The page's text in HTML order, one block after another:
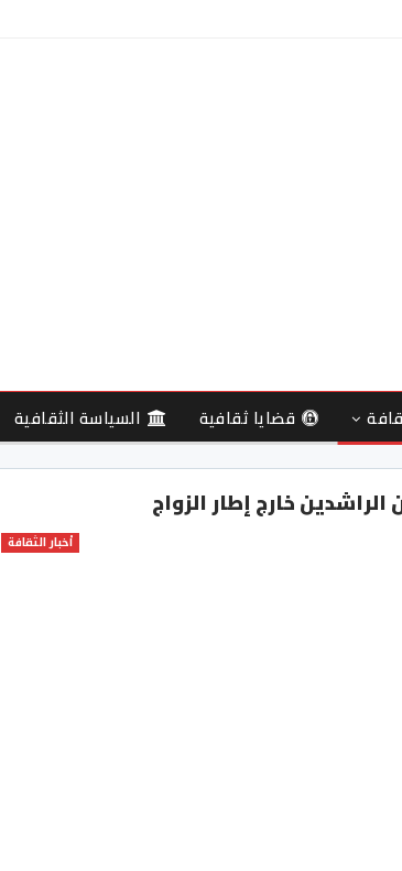
قضايا ثقافية السياسة الثقافية
خارج إطار الزواج
أخبار الثقافة